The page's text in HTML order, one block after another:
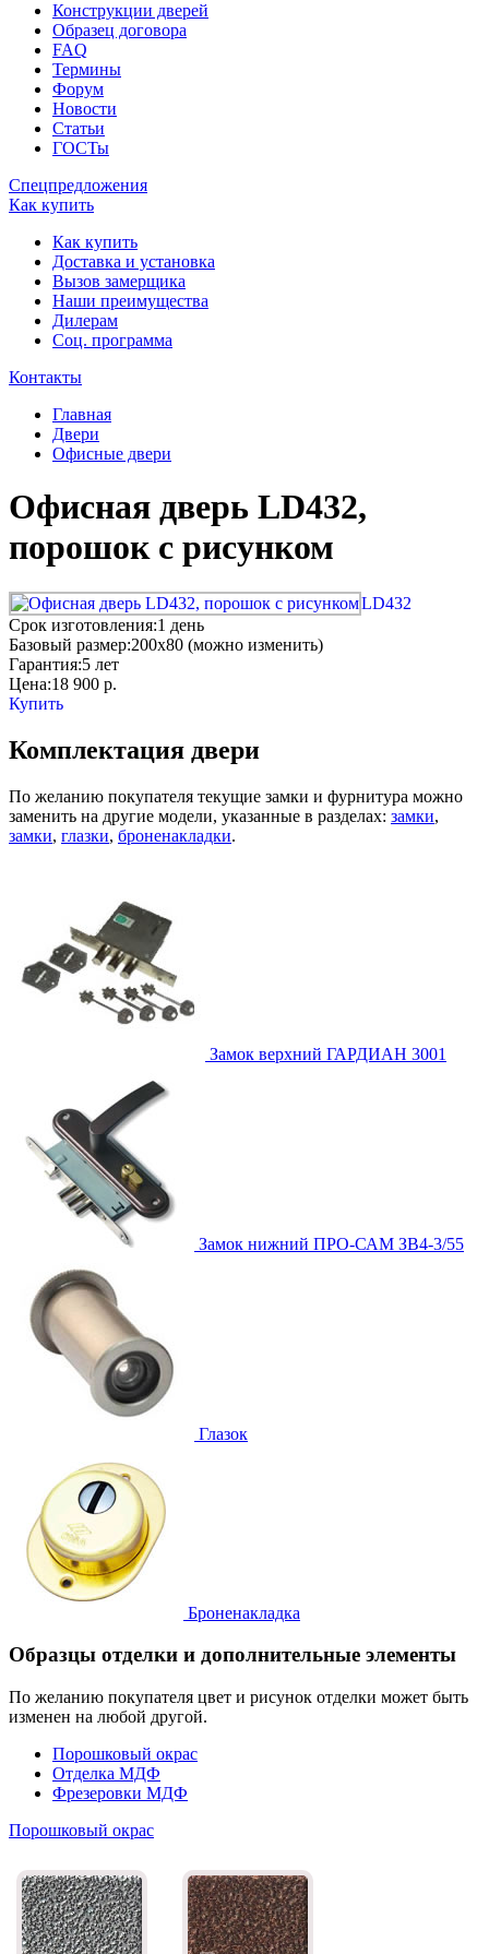
Конструкции дверей
Образец договора
FAQ
Термины
Форум
Новости
Статьи
ГОСТы
Спецпредложения
Как купить
Как купить
Доставка и установка
Вызов замерщика
Наши преимущества
Дилерам
Соц. программа
Контакты
Главная
Двери
Офисные двери
Офисная дверь LD432,
порошок с рисунком
LD432
Срок изготовления:1 день
Базовый размер:200x80 (можно изменить)
Гарантия:5 лет
Цена:18 900 р.
Купить
Комплектация двери
По желанию покупателя текущие замки и фурнитура можно
заменить на другие модели, указанные в разделах: замки,
замки, глазки, броненакладки.
Замок верхний ГАРДИАН 3001
Замок нижний ПРО-САМ ЗВ4-3/55
Глазок
Броненакладка
Образцы отделки и дополнительные элементы
По желанию покупателя цвет и рисунок отделки может быть
изменен на любой другой.
Порошковый окрас
Отделка МДФ
Фрезеровки МДФ
Порошковый окрас